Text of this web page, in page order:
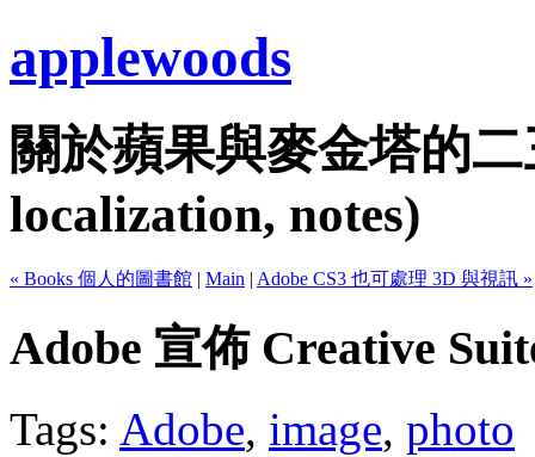
applewoods
關於蘋果與麥金塔的
localization, notes)
« Books 個人的圖書館 | Main | Adobe CS3 也可處理 3D 與視訊 »
Adobe 宣佈 Creative
Tags: Adobe, image, photo